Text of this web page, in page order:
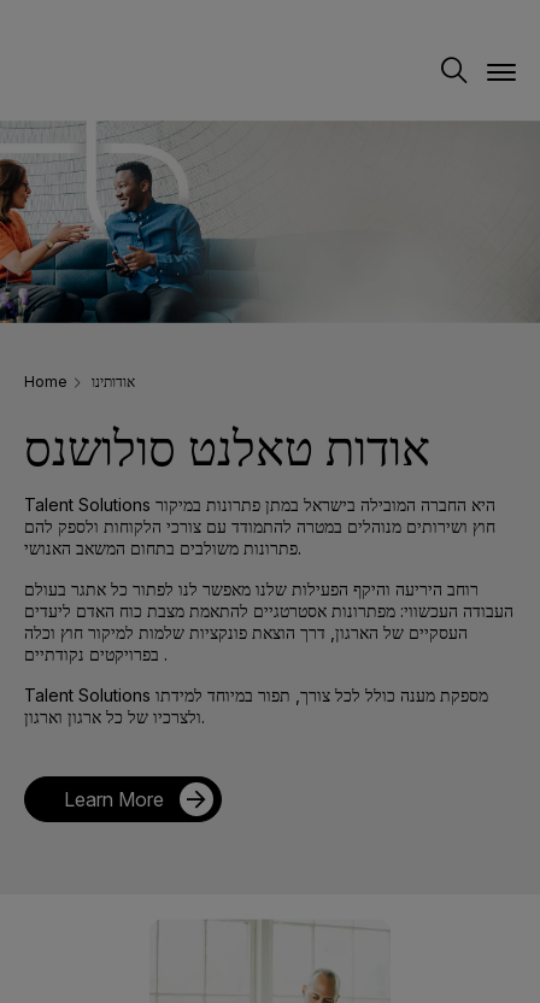
Home אודותינו
אודות טאלנט סולושנס
Talent Solutions היא החברה המובילה בישראל במתן פתרונות במיקור
חוץ ושירותים מנוהלים במטרה להתמודד עם צורכי הלקוחות ולספק להם
פתרונות משולבים בתחום המשאב האנושי.
רוחב היריעה והיקף הפעילות שלנו מאפשר לנו לפתור כל אתגר בעולם
העבודה העכשווי: מפתרונות אסטרטגיים להתאמת מצבת כוח האדם ליעדים
העסקיים של הארגון, דרך הוצאת פונקציות שלמות למיקור חוץ וכלה
בפרויקטים נקודתיים .
Talent Solutions מספקת מענה כולל לכל צורך, תפור במיוחד למידתו
ולצרכיו של כל ארגון וארגון.
Learn More